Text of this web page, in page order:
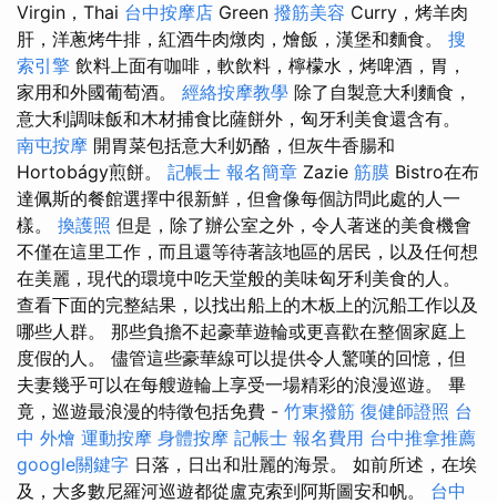
Virgin，Thai 台中按摩店 Green 撥筋美容 Curry，烤羊肉
肝，洋蔥烤牛排，紅酒牛肉燉肉，燴飯，漢堡和麵食。 搜
索引擎 飲料上面有咖啡，軟飲料，檸檬水，烤啤酒，胃，
家用和外國葡萄酒。 經絡按摩教學 除了自製意大利麵食，
意大利調味飯和木材捕食比薩餅外，匈牙利美食還含有。
南屯按摩 開胃菜包括意大利奶酪，但灰牛香腸和
Hortobágy煎餅。 記帳士 報名簡章 Zazie 筋膜 Bistro在布
達佩斯的餐館選擇中很新鮮，但會像每個訪問此處的人一
樣。 換護照 但是，除了辦公室之外，令人著迷的美食機會
不僅在這里工作，而且還等待著該地區的居民，以及任何想
在美麗，現代的環境中吃天堂般的美味匈牙利美食的人。
查看下面的完整結果，以找出船上的木板上的沉船工作以及
哪些人群。 那些負擔不起豪華遊輪或更喜歡在整個家庭上
度假的人。 儘管這些豪華線可以提供令人驚嘆的回憶，但
夫妻幾乎可以在每艘遊輪上享受一場精彩的浪漫巡遊。 畢
竟，巡遊最浪漫的特徵包括免費 - 竹東撥筋 復健師證照 台
中 外燴 運動按摩 身體按摩 記帳士 報名費用 台中推拿推薦
google關鍵字 日落，日出和壯麗的海景。 如前所述，在埃
及，大多數尼羅河巡遊都從盧克索到阿斯圖安和帆。 台中